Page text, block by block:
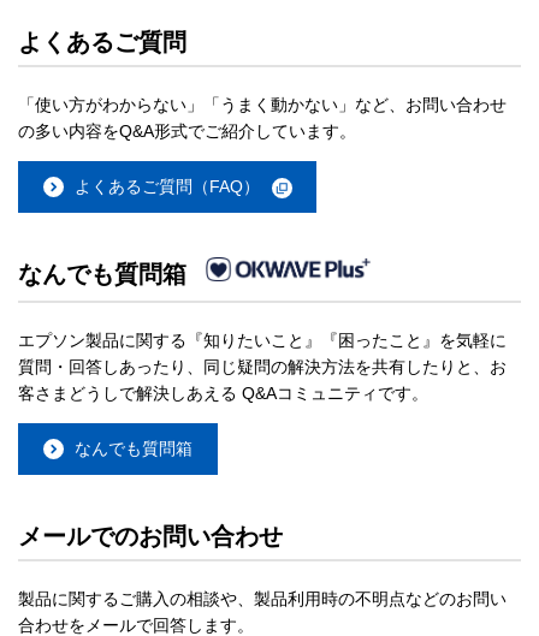
よくあるご質問
「使い方がわからない」「うまく動かない」など、お問い合わせ
の多い内容をQ&A形式でご紹介しています。
よくあるご質問（FAQ）
なんでも質問箱
エプソン製品に関する『知りたいこと』『困ったこと』を気軽に
質問・回答しあったり、同じ疑問の解決方法を共有したりと、お
客さまどうしで解決しあえる Q&Aコミュニティです。
なんでも質問箱
メールでのお問い合わせ
製品に関するご購入の相談や、製品利用時の不明点などのお問い
合わせをメールで回答します。